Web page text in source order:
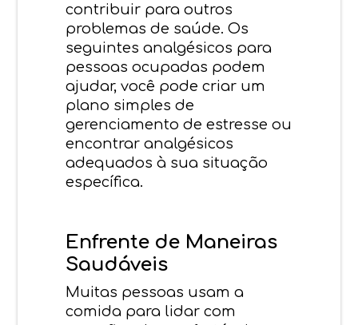
contribuir para outros
problemas de saúde. Os
seguintes analgésicos para
pessoas ocupadas podem
ajudar, você pode criar um
plano simples de
gerenciamento de estresse ou
encontrar analgésicos
adequados à sua situação
específica.
Enfrente de Maneiras
Saudáveis
Muitas pessoas usam a
comida para lidar com